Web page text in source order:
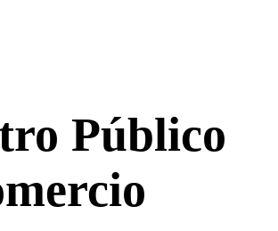
Público